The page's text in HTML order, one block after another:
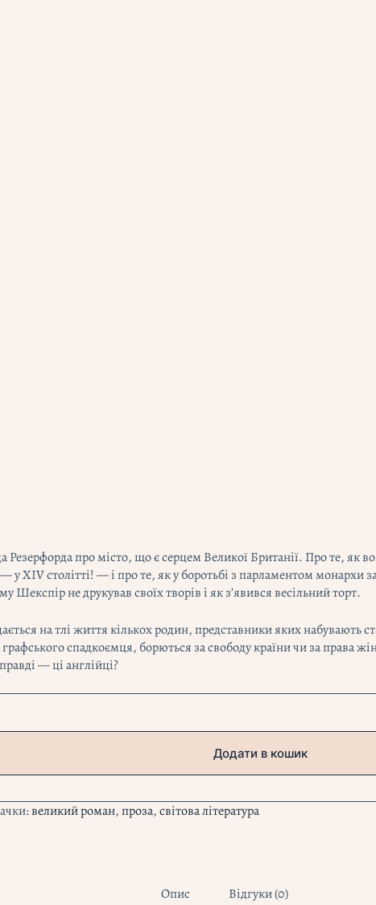
про місто, що є серцем Великої Британії. Про те, як
у XIV столітті! — і про те, як у боротьбі з парламентом монархи
не друкував своїх творів і як з’явився весільний торт.
на тлі життя кількох родин, представники яких набувають
спадкоємця, борються за свободу країни чи за права
— ці англійці?
Додати в кошик
великий роман,проза,світова література
Опис Відгуки (0)